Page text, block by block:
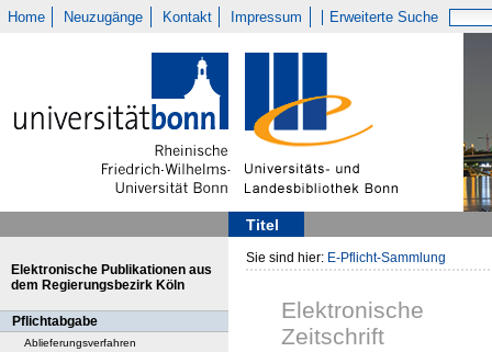
Home Neuzugänge Kontakt Impressum Erweiterte Suche
Titel
Elektronische Publikationen aus
dem Regierungsbezirk Köln
Pflichtabgabe
Ablieferungsverfahren
Sie sind hier: E-Pflicht-Sammlung
Elektronische
Zeitschrift